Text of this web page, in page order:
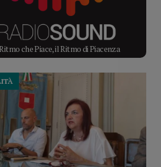
che Piace, il Ritmo di Piacenza